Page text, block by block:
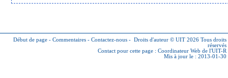
Début de page - Commentaires - Contactez-nous - Droits d'auteur © UIT 2026 Tous droits
réservés
Contact pour cette page : Coordinateur Web de l'UIT-R
Mis à jour le : 2013-01-30